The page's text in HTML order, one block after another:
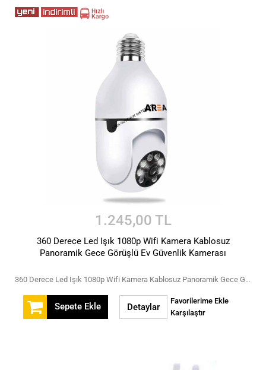
1.245,00 TL
360 Derece Led Işık 1080p Wifi Kamera Kablosuz
Panoramik Gece Görüşlü Ev Güvenlik Kamerası
360 Derece Led Işık 1080p Wifi Kamera Kablosuz Panoramik Gece Görüşlü Ev Güvenlik Kamerası
Sepete Ekle Detaylar
Favorilerime Ekle
Karşılaştır